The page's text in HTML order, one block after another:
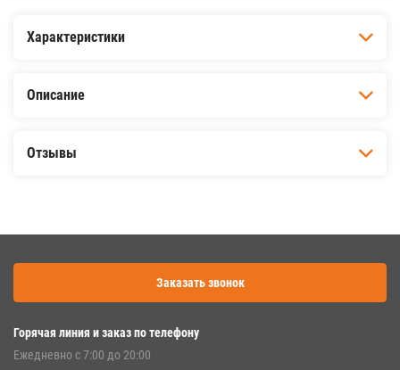
Характеристики
Описание
Отзывы
Заказать звонок
Горячая линия и заказ по телефону
Ежедневно с 7:00 до 20:00